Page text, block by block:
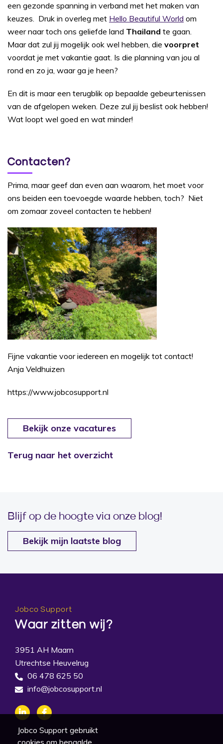
een gezonde spanning in verband met het maken van
keuzes. Druk in overleg met Hello Beautiful World om
weer naar toch ons geliefde land Thailand te gaan.
Maar dat zul jij mogelijk ook wel hebben, die voorpret
voordat je met vakantie gaat. Is die planning van jou al
rond en zo ja, waar ga je heen?
En dit is maar een terugblik op bepaalde gebeurtenissen
van de afgelopen weken. Deze zul jij beslist ook hebben!
Wat loopt wel goed en wat minder!
Contacten?
Prima, maar geef dan even aan waarom, het moet voor
ons beiden een toevoegde waarde hebben, toch? Niet
om zomaar zoveel contacten te hebben!
Fijne vakantie voor iedereen en mogelijk tot contact!
Anja Veldhuizen
https://www.jobcosupport.nl
Bekijk onze vacatures
Terug naar het overzicht
Blijf op de hoogte via onze blog!
Bekijk mijn laatste blog
Jobco Support
Waar zitten wij?
3951 AH Maarn
Utrechtse Heuvelrug
06 478 625 50
info@jobcosupport.nl
Jobco Support gebruikt
cookies om bepaalde